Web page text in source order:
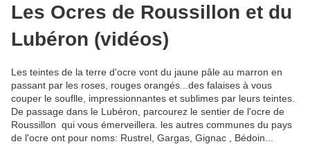
Les Ocres de Roussillon et du
Lubéron (vidéos)
Les teintes de la terre d'ocre vont du jaune pâle au marron en
passant par les roses, rouges orangés...des falaises à vous
couper le souflle, impressionnantes et sublimes par leurs teintes.
De passage dans le Lubéron, parcourez le sentier de l'ocre de
Roussillon qui vous émerveillera. les autres communes du pays
de l'ocre ont pour noms: Rustrel, Gargas, Gignac , Bédoin...